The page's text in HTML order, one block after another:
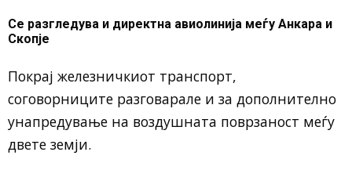
Се разгледува и директна авиолинија меѓу Анкара и
Скопје
Покрај железничкиот транспорт,
соговорниците разговарале и за дополнително
унапредување на воздушната поврзаност меѓу
двете земји.